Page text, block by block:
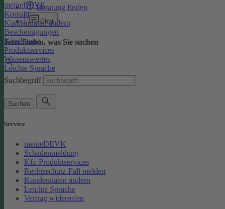
meineDEVK
Kontakt
Kundendaten ändern
Bescheinigungen
Kündigung
Produktservices
Wissenswertes
Leichte Sprache
Beratung finden
Chat
Jetzt finden, was Sie suchen
Suchbegriff
Suchen
Service
meineDEVK
Schadenmeldung
Kfz-Produktservices
Rechtsschutz-Fall melden
Kundendaten ändern
Leichte Sprache
Vertrag widerrufen